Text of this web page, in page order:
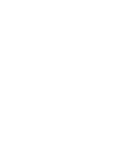
ヘッドレストの下の